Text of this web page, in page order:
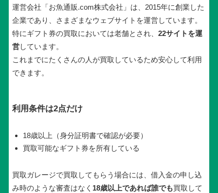
運営会社「お魚通販.com株式会社」は、2015年に創業した
企業であり、さまざまなウェブサイトを運営しています。
特にギフト券の買取においては老舗とされ、 22サイトを運
営しています。
これまでにたくさんの人が買取しているため安心して利用
できます。
利用条件は2点だけ
18歳以上（身分証明書で確認が必要）
買取可能なギフト券を所有している
買取ガレージで買取してもらう場合には、借入金の申し込
み時のような審査はなく 18歳以上であれば誰でも買取して